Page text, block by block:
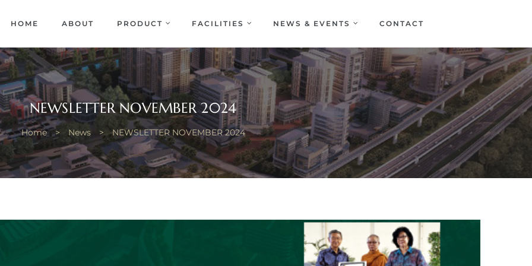
HOME ABOUT PRODUCT FACILITIES NEWS & EVENTS CONTACT
NEWSLETTER NOVEMBER 2024
Home > News > NEWSLETTER NOVEMBER 2024